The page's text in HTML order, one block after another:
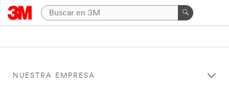
NUESTRA EMPRESA